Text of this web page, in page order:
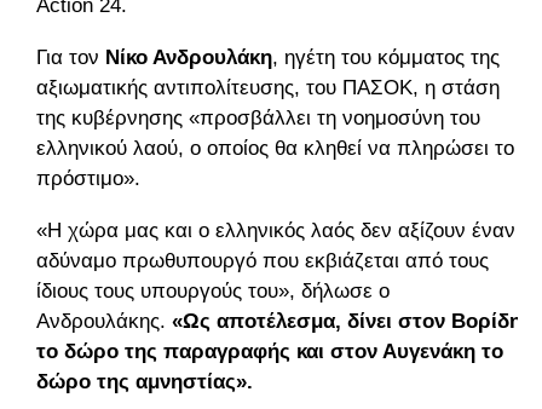
Action 24.
Για τον Νίκο Ανδρουλάκη, ηγέτη του κόμματος της
αξιωματικής αντιπολίτευσης, του ΠΑΣΟΚ, η στάση
της κυβέρνησης «προσβάλλει τη νοημοσύνη του
ελληνικού λαού, ο οποίος θα κληθεί να πληρώσει το
πρόστιμο».
«Η χώρα μας και ο ελληνικός λαός δεν αξίζουν έναν
αδύναμο πρωθυπουργό που εκβιάζεται από τους
ίδιους τους υπουργούς του», δήλωσε ο
Ανδρουλάκης. «Ως αποτέλεσμα, δίνει στον Βορίδη
το δώρο της παραγραφής και στον Αυγενάκη το
δώρο της αμνηστίας».